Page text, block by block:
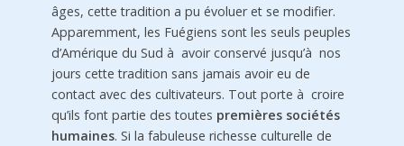
âges, cette tradition a pu évoluer et se modifier.
Apparemment, les Fuégiens sont les seuls peuples
d’Amé­rique du Sud à avoir conservé jusqu’à nos
jours cette tradition sans jamais avoir eu de
contact avec des cultiva­teurs. Tout porte à croire
qu’ils font partie des toutes premières sociétés
humaines. Si la fabuleuse richesse culturelle de